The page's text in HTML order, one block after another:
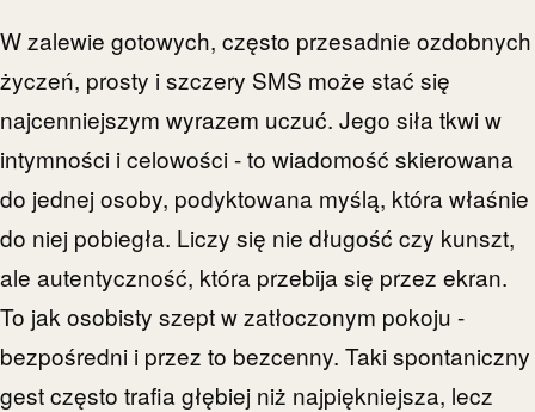
W zalewie gotowych, często przesadnie ozdobnych
życzeń, prosty i szczery SMS może stać się
najcenniejszym wyrazem uczuć. Jego siła tkwi w
intymności i celowości - to wiadomość skierowana
do jednej osoby, podyktowana myślą, która właśnie
do niej pobiegła. Liczy się nie długość czy kunszt,
ale autentyczność, która przebija się przez ekran.
To jak osobisty szept w zatłoczonym pokoju -
bezpośredni i przez to bezcenny. Taki spontaniczny
gest często trafia głębiej niż najpiękniejsza, lecz